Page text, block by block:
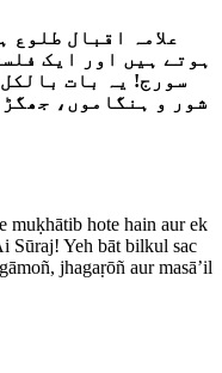
علامہ اقبال
ہوتے ہیں اور ایک
سورج! یہ بات
شور و ہنگاموں،
muḳhātib hote hain aur ek
Sūraj! Yeh bāt bilkul sac
jhagaṛōñ aur masā’il